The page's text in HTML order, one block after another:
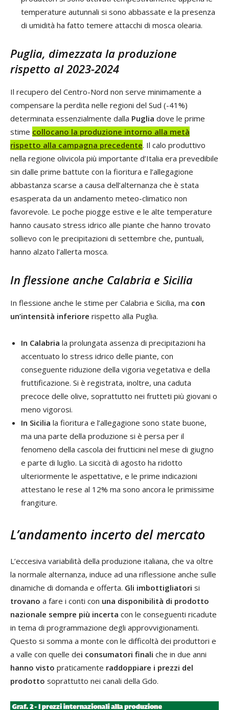
temperature autunnali si sono abbassate e la presenza
di umidità ha fatto temere attacchi di mosca olearia.
Puglia, dimezzata la produzione
rispetto al 2023-2024
Il recupero del Centro-Nord non serve minimamente a
compensare la perdita nelle regioni del Sud (-41%)
determinata essenzialmente dalla Puglia dove le prime
stime collocano la produzione intorno alla metà
rispetto alla campagna precedente. Il calo produttivo
nella regione olivicola più importante d’Italia era prevedibile
sin dalle prime battute con la fioritura e l’allegagione
abbastanza scarse a causa dell’alternanza che è stata
esasperata da un andamento meteo-climatico non
favorevole. Le poche piogge estive e le alte temperature
hanno causato stress idrico alle piante che hanno trovato
sollievo con le precipitazioni di settembre che, puntuali,
hanno alzato l’allerta mosca.
In flessione anche Calabria e Sicilia
In flessione anche le stime per Calabria e Sicilia, ma con
un’intensità inferiore rispetto alla Puglia.
In Calabria la prolungata assenza di precipitazioni ha
accentuato lo stress idrico delle piante, con
conseguente riduzione della vigoria vegetativa e della
fruttificazione. Si è registrata, inoltre, una caduta
precoce delle olive, soprattutto nei frutteti più giovani o
meno vigorosi.
In Sicilia la fioritura e l’allegagione sono state buone,
ma una parte della produzione si è persa per il
fenomeno della cascola dei frutticini nel mese di giugno
e parte di luglio. La siccità di agosto ha ridotto
ulteriormente le aspettative, e le prime indicazioni
attestano le rese al 12% ma sono ancora le primissime
frangiture.
L’andamento incerto del mercato
L’eccesiva variabilità della produzione italiana, che va oltre
la normale alternanza, induce ad una riflessione anche sulle
dinamiche di domanda e offerta. Gli imbottigliatori si
trovano a fare i conti con una disponibilità di prodotto
nazionale sempre più incerta con le conseguenti ricadute
in tema di programmazione degli approvvigionamenti.
Questo si somma a monte con le difficoltà dei produttori e
a valle con quelle dei consumatori finali che in due anni
hanno visto praticamente raddoppiare i prezzi del
prodotto soprattutto nei canali della Gdo.